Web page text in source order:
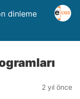
dinleme
2 yıl önce